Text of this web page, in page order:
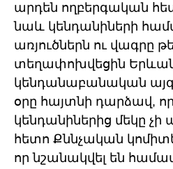
արդեն ողբերգական
նաև կենդանիների
առյուծներն ու վագրը
տեղափոխվեցին
կենդանաբանական
օրը հայտնի դարձավ,
կենդանիներից մեկը չի
հետո Քննչական
որ նշանակվել են